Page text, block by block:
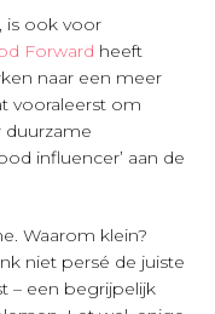
is ook voor
Forward heeft
naar een meer
vooraleerst om
influencer’ aan de
Waarom klein?
niet persé de juiste
– een begrijpelijk